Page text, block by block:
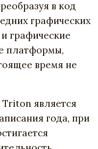
в код
графических
графические
платформы,
время не
является
года, при